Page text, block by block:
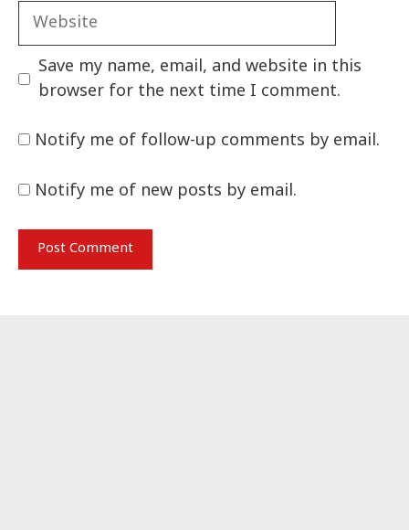
Website
Save my name, email, and website in this
browser for the next time I comment.
Notify me of follow-up comments by email.
Notify me of new posts by email.